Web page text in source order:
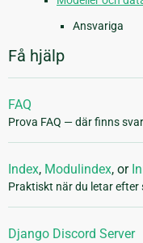
Ansvariga
Få hjälp
FAQ
Prova FAQ — där finns
Index, Modulindex, or
Praktiskt när du letar
Django Discord Server